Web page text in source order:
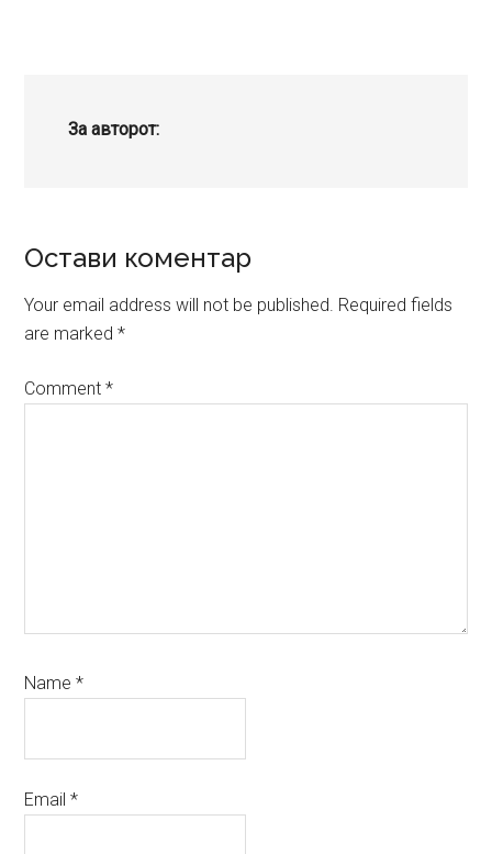
За авторот:
Reader
Interactions
Остави коментар
Your email address will not be published. Required fields
are marked*
Comment*
Name*
Email*